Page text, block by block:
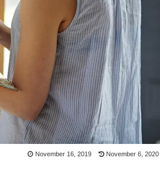
November 16, 2019 November 6, 2020